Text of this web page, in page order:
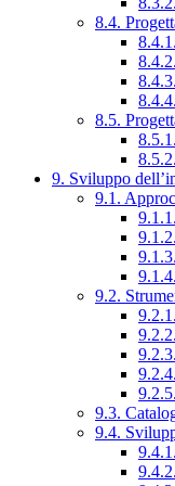
8.4.
8.5.
9. Sviluppo
9.1.
9.2.
9.3.
9.4.